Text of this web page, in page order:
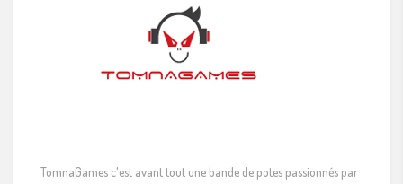
TomnaGames c'est avant tout une bande de potes passionnés par